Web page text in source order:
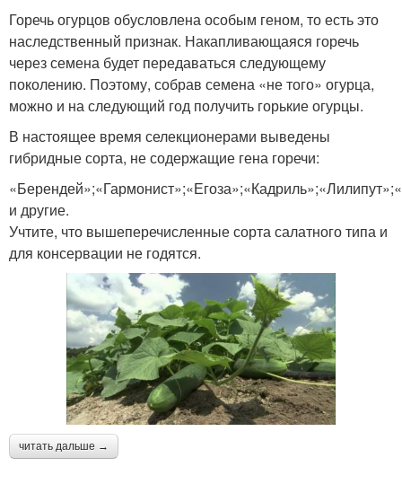
Горечь огурцов обусловлена особым геном, то есть это
наследственный признак. Накапливающаяся горечь
через семена будет передаваться следующему
поколению. Поэтому, собрав семена «не того» огурца,
можно и на следующий год получить горькие огурцы.
В настоящее время селекционерами выведены
гибридные сорта, не содержащие гена горечи:
и другие.
Учтите, что вышеперечисленные сорта салатного типа и
для консервации не годятся.
читать дальше →